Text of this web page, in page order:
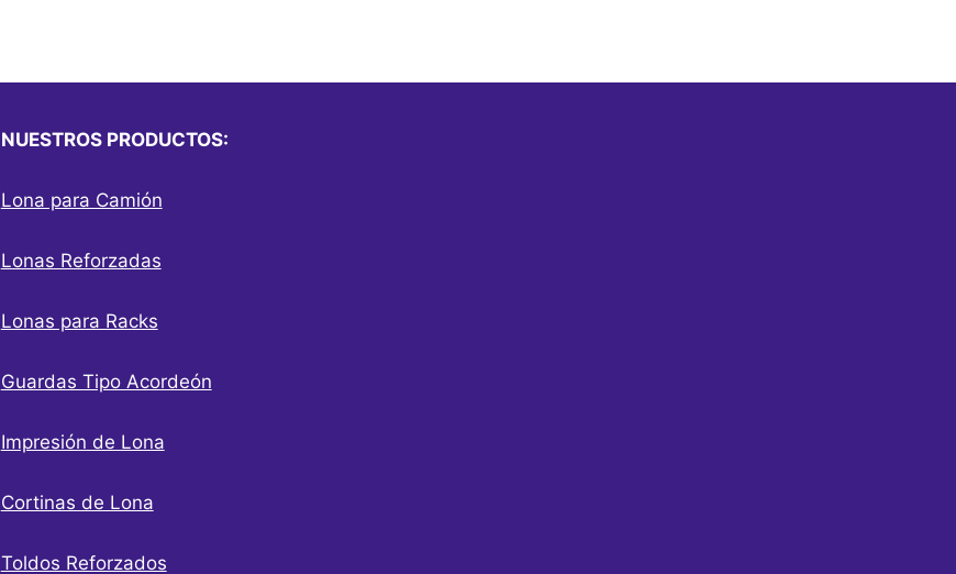
NUESTROS PRODUCTOS:
Lona para Camión
Lonas Reforzadas
Lonas para Racks
Guardas Tipo Acordeón
Impresión de Lona
Cortinas de Lona
Toldos Reforzados